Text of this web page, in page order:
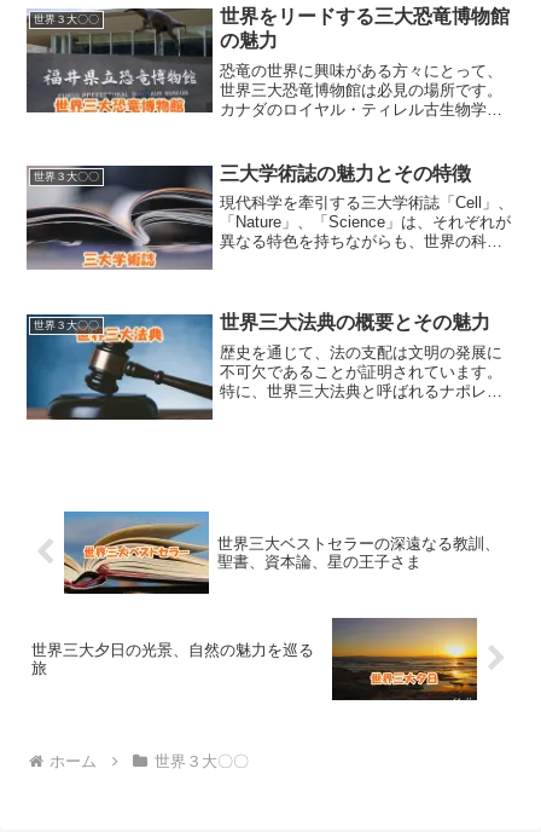
トアー、そして日本の雄橋は、その美し
さと自然の力を象徴する存...
世界３大〇〇
世界をリードする三大恐竜博物館
の魅力
恐竜の世界に興味がある方々にとって、
世界三大恐竜博物館は必見の場所です。
カナダのロイヤル・ティレル古生物学博
自の展示と教育プログラムで知られてい
ます。これらの博物館は、...
世界３大〇〇 三大学術誌の魅力とその特徴
現代科学を牽引する三大学術誌「Cell」、
「Nature」、「Science」は、それぞれが
異なる特色を持ちながらも、世界の科学
究者...
世界３大〇〇 世界三大法典の概要とその魅力
歴史を通じて、法の支配は文明の発展に
不可欠であることが証明されています。
特に、世界三大法典と呼ばれるナポレオ
世界三大ベストセラーの深遠なる教訓、
聖書、資本論、星の王子さま
世界三大夕日の光景、自然の魅力を巡る
旅
ホーム 世界３大〇〇